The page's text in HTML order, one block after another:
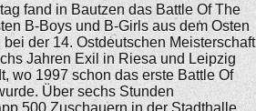
fand in Bautzen das Battle Of The
B-Boys und B-Girls aus dem Osten
der 14. Ostdeutschen Meisterschaft
Jahren Exil in Riesa und Leipzig
wo 1997 schon das erste Battle Of
Über sechs Stunden
500 Zuschauern in der Stadthalle